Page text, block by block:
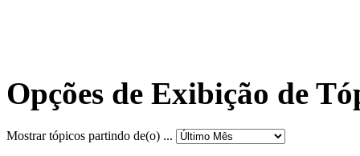
Opções de Exibição de
Mostrar tópicos partindo de(o) ...